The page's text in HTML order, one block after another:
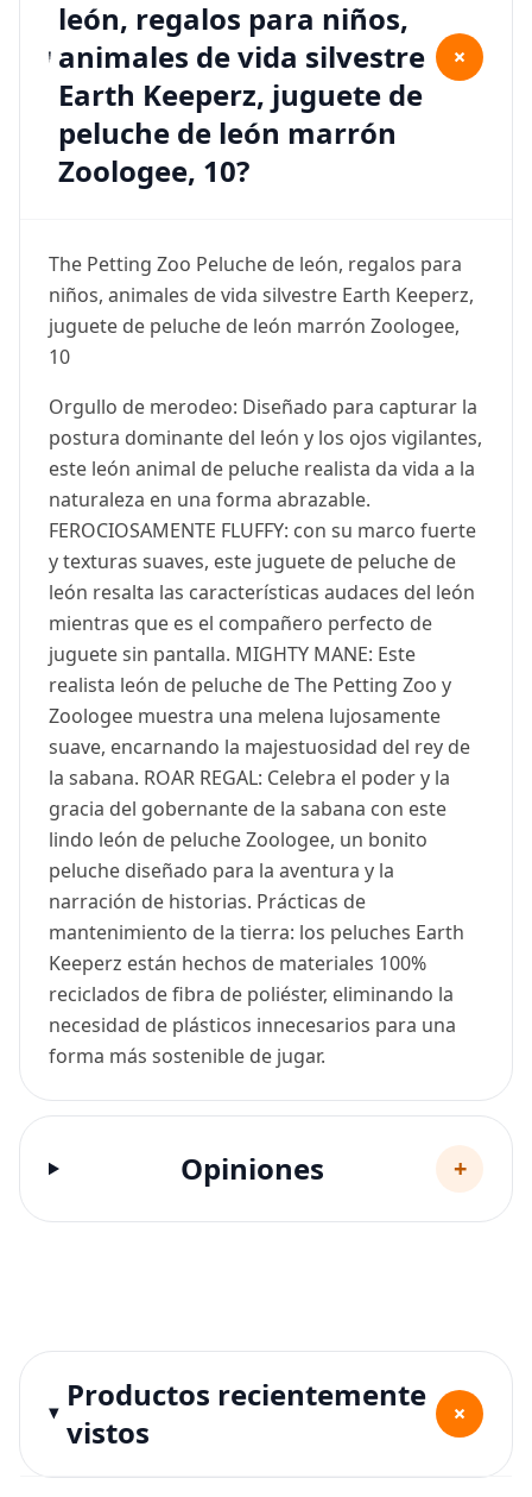
león, regalos para niños,
animales de vida silvestre
Earth Keeperz, juguete de
peluche de león marrón
Zoologee, 10?
+
The Petting Zoo Peluche de león, regalos para
niños, animales de vida silvestre Earth Keeperz,
juguete de peluche de león marrón Zoologee,
10
Orgullo de merodeo: Diseñado para capturar la
postura dominante del león y los ojos vigilantes,
este león animal de peluche realista da vida a la
naturaleza en una forma abrazable.
FEROCIOSAMENTE FLUFFY: con su marco fuerte
y texturas suaves, este juguete de peluche de
león resalta las características audaces del león
mientras que es el compañero perfecto de
juguete sin pantalla. MIGHTY MANE: Este
realista león de peluche de The Petting Zoo y
Zoologee muestra una melena lujosamente
suave, encarnando la majestuosidad del rey de
la sabana. ROAR REGAL: Celebra el poder y la
gracia del gobernante de la sabana con este
lindo león de peluche Zoologee, un bonito
peluche diseñado para la aventura y la
narración de historias. Prácticas de
mantenimiento de la tierra: los peluches Earth
Keeperz están hechos de materiales 100%
reciclados de fibra de poliéster, eliminando la
necesidad de plásticos innecesarios para una
forma más sostenible de jugar.
Opiniones +
Productos recientemente
vistos
+